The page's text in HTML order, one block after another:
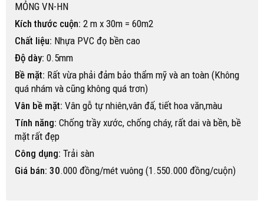
MỎNG VN-HN
Kích thước cuộn: 2 m x 30m = 60m2
Chất liệu: Nhựa PVC đọ bền cao
Độ dày: 0.5mm
Bề mặt: Rất vừa phải đảm bảo thẩm mỹ và an toàn (Không
quá nhám và cũng không quá trơn)
Vân bề mặt: Vân gỗ tự nhiên,vân đấ, tiết hoa văn,màu
Tính năng: Chống trầy xước, chống cháy, rất dai và bền, bề
mặt rất đẹp
Công dụng: Trải sàn
Giá bán: 30.000 đồng/mét vuông (1.550.000 đồng/cuộn)